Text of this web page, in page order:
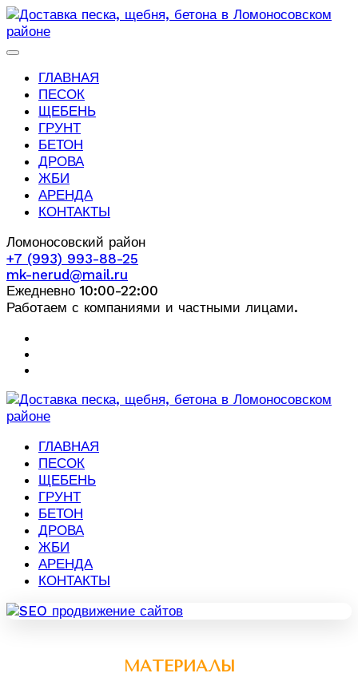
ГЛАВНАЯ
ПЕСОК
ЩЕБЕНЬ
ГРУНТ
БЕТОН
ДРОВА
ЖБИ
АРЕНДА
КОНТАКТЫ
Ломоносовский район
+7 (993) 993-88-25
mk-nerud@mail.ru
Ежедневно 10:00-22:00
Работаем с компаниями и частными лицами.
ГЛАВНАЯ
ПЕСОК
ЩЕБЕНЬ
ГРУНТ
БЕТОН
ДРОВА
ЖБИ
АРЕНДА
КОНТАКТЫ
МАТЕРИАЛЫ